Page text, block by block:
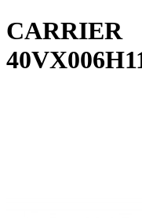
CARRIER